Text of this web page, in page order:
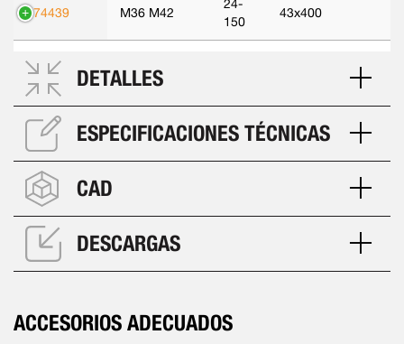
374439 M36 M42
24-
150
43x400
DETALLES
ESPECIFICACIONES TÉCNICAS
CAD
DESCARGAS
ACCESORIOS ADECUADOS